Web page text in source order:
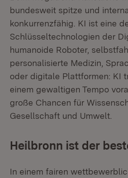
bundesweit spitze und
konkurrenzfähig. KI ist eine
Schlüsseltechnologien der
humanoide Roboter,
personalisierte Medizin,
oder digitale Plattformen: KI
einem gewaltigen Tempo
große Chancen für
Gesellschaft und Umwelt.
Heilbronn ist der
In einem fairen